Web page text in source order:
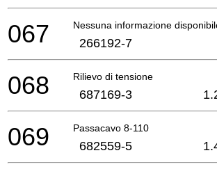
Nessuna informazione
067 266192-7
Rilievo di tensione
068 687169-3
Passacavo 8-110
069 682559-5